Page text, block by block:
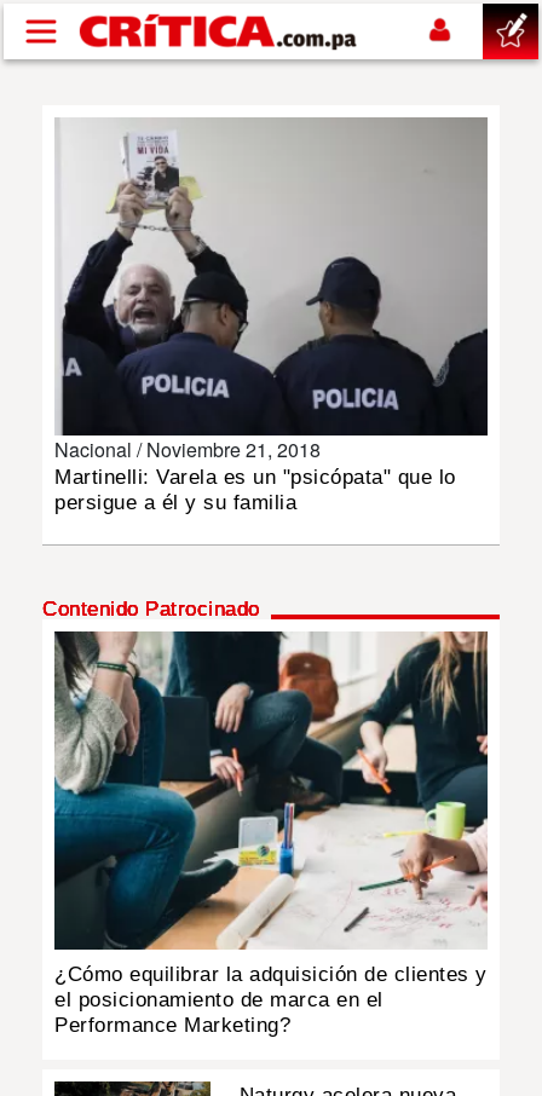
Pasar al contenido principal
NACIONAL
POLÍTICA
SHOW
DEPORTES
MUNDO
MULTIMEDIA
IMPRESO
Nacional /Noviembre 21, 2018
Martinelli: Varela es un "psicópata" que lo
persigue a él y su familia
Contenido Patrocinado
¿Cómo equilibrar la adquisición de clientes y
el posicionamiento de marca en el
Performance Marketing?